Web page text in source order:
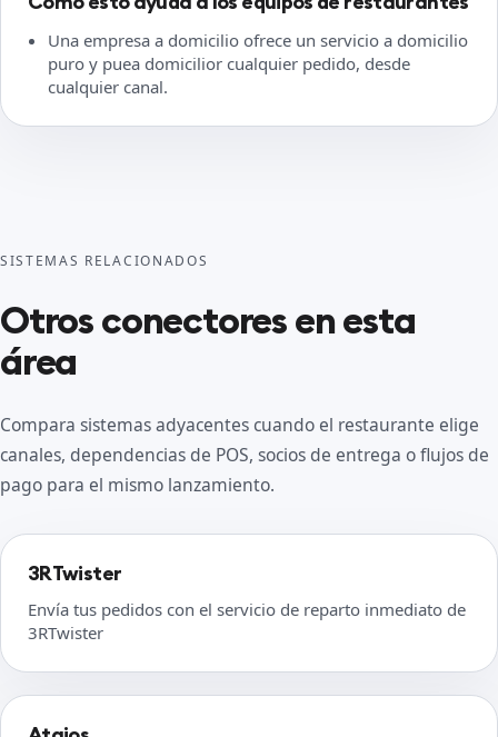
Una empresa a domicilio ofrece un servicio a domicilio
puro y puea domicilior cualquier pedido, desde
cualquier canal.
SISTEMAS RELACIONADOS
Otros conectores en esta
área
Compara sistemas adyacentes cuando el restaurante elige
canales, dependencias de POS, socios de entrega o flujos de
pago para el mismo lanzamiento.
3RTwister
Envía tus pedidos con el servicio de reparto inmediato de
3RTwister